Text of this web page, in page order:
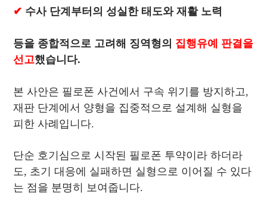
✔ 수사 단계부터의 성실한 태도와 재활 노력
등을 종합적으로 고려해 징역형의 집행유예 판결을
선고했습니다.
본 사안은 필로폰 사건에서 구속 위기를 방지하고,
재판 단계에서 양형을 집중적으로 설계해 실형을
피한 사례입니다.
단순 호기심으로 시작된 필로폰 투약이라 하더라
도, 초기 대응에 실패하면 실형으로 이어질 수 있다
는 점을 분명히 보여줍니다.